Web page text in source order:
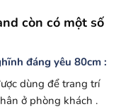
còn có một số
đáng yêu 80cm :
dùng để trang trí
ở phòng khách .